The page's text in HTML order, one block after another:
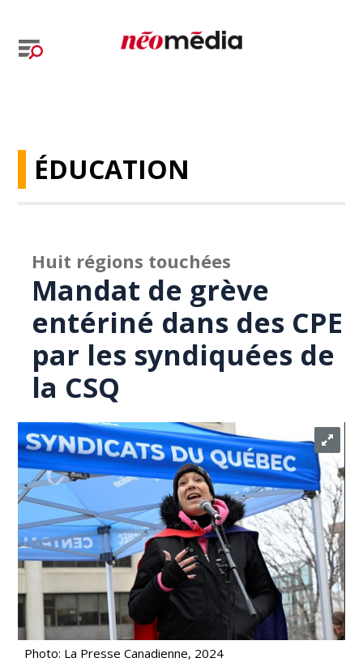
ÉDUCATION
Huit régions touchées
Mandat de grève
entériné dans des CPE
par les syndiquées de
la CSQ
Photo: La Presse Canadienne, 2024